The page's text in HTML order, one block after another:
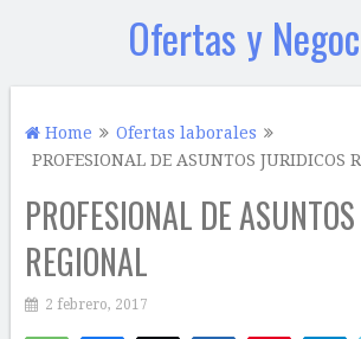
Ofertas y
Home
Ofertas laborales
PROFESIONAL DE ASUNTOS JURIDICOS
PROFESIONAL DE
REGIONAL
2 febrero, 2017